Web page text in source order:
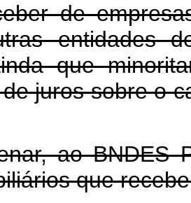
de
entidades
que
juros sobre o
ao BNDES
que